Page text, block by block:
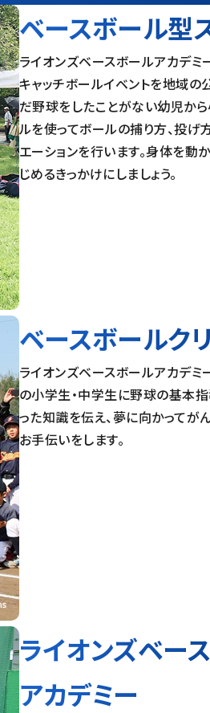
ベースボール型
ライオンズベースボールアカデ
キャッチボールイベントを地域の
だ野球をしたことがない幼児か
ルを使ってボールの捕り方、投げ
エーションを行います。身体を動
じめるきっかけにしましょう。
ベースボールク
ライオンズベースボールアカデ
の小学生・中学生に野球の基本
った知識を伝え、夢に向かってが
お手伝いをします。
ライオンズベー
アカデミー